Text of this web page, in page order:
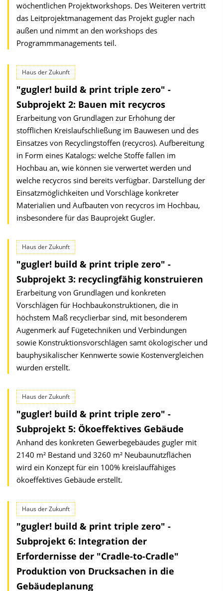
wöchentlichen Projektworkshops. Des Weiteren vertritt
das Leitprojektmanagement das Projekt gugler nach
außen und nimmt an den workshops des
Programmmanagements teil.
Haus der Zukunft
"gugler! build & print triple zero" -
Subprojekt 2: Bauen mit recycros
Erarbeitung von Grundlagen zur Erhöhung der
stofflichen Kreislaufschließung im Bauwesen und des
Einsatzes von Recyclingstoffen (recycros). Aufbereitung
in Form eines Katalogs: welche Stoffe fallen im
Hochbau an, wie können sie verwertet werden und
welche recycros sind bereits verfügbar. Darstellung der
Einsatzmöglichkeiten und Vorschläge konkreter
Materialien und Aufbauten von recycros im Hochbau,
insbesondere für das Bauprojekt Gugler.
Haus der Zukunft
"gugler! build & print triple zero" -
Subprojekt 3: recyclingfähig konstruieren
Erarbeitung von Grundlagen und konkreten
Vorschlägen für Hochbaukonstruktionen, die in
höchstem Maß recyclierbar sind, mit besonderem
Augenmerk auf Fügetechniken und Verbindungen
sowie Konstruktionsvorschlägen samt ökologischer und
bauphysikalischer Kennwerte sowie Kostenvergleichen
wurden erstellt.
Haus der Zukunft
"gugler! build & print triple zero" -
Subprojekt 5: Ökoeffektives Gebäude
Anhand des konkreten Gewerbegebäudes gugler mit
2140 m² Bestand und 3260 m² Neubaunutzflächen
wird ein Konzept für ein 100% kreislauffähiges
ökoeffektives Gebäude erstellt.
Haus der Zukunft
"gugler! build & print triple zero" -
Subprojekt 6: Integration der
Erfordernisse der "Cradle-to-Cradle"
Produktion von Drucksachen in die
Gebäudeplanung